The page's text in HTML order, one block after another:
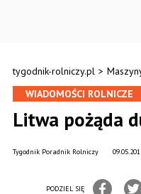
tygodnik-rolniczy.pl >
WIADOMOŚCI ROLNICZE
Litwa pożąda
Tygodnik Poradnik Rolniczy
PODZIEL SIĘ